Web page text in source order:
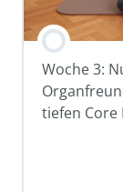
Woche 3:
tiefen Core